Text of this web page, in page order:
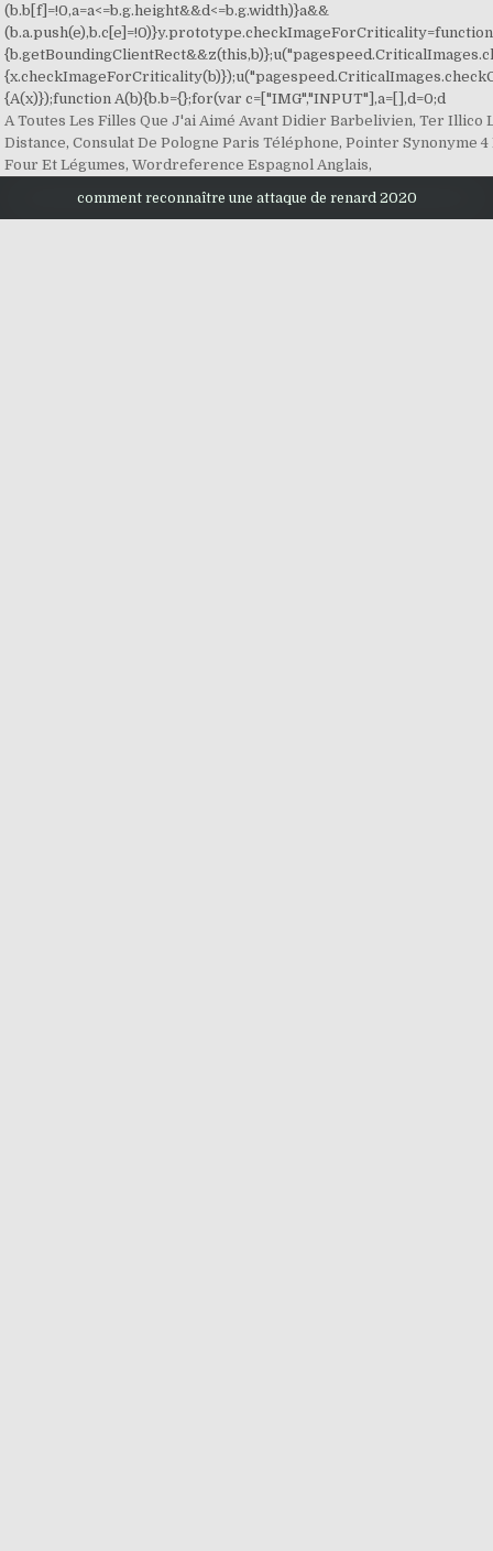
(b.b[f]=!0,a=a<=b.g.height&&d<=b.g.width)}a&&
{A(x)});function A(b){b.b={};for(var c=["IMG","INPUT"],a=[],d=0;d
A Toutes Les Filles Que J'ai Aimé Avant Didier Barbelivien,Ter Illico
Distance,Consulat De Pologne Paris Téléphone,Pointer Synonyme
Four Et Légumes,Wordreference Espagnol Anglais,
comment reconnaître une attaque de renard 2020